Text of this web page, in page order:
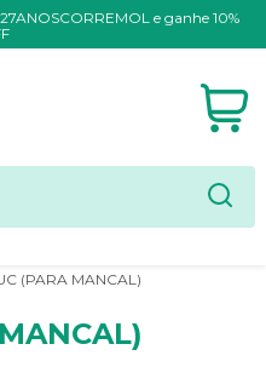
e ganhe 10%
(PARA MANCAL)